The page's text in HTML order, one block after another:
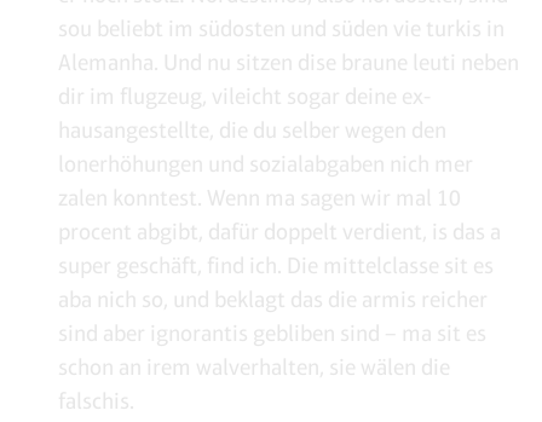
sou beliebt im südosten und süden vie turkis in
Alemanha. Und nu sitzen dise braune leuti neben
dir im flugzeug, vileicht sogar deine ex-
hausangestellte, die du selber wegen den
lonerhöhungen und sozialabgaben nich mer
zalen konntest. Wenn ma sagen wir mal 10
procent abgibt, dafür doppelt verdient, is das a
super geschäft, find ich. Die mittelclasse sit es
aba nich so, und beklagt das die armis reicher
sind aber ignorantis gebliben sind – ma sit es
schon an irem walverhalten, sie wälen die
falschis.